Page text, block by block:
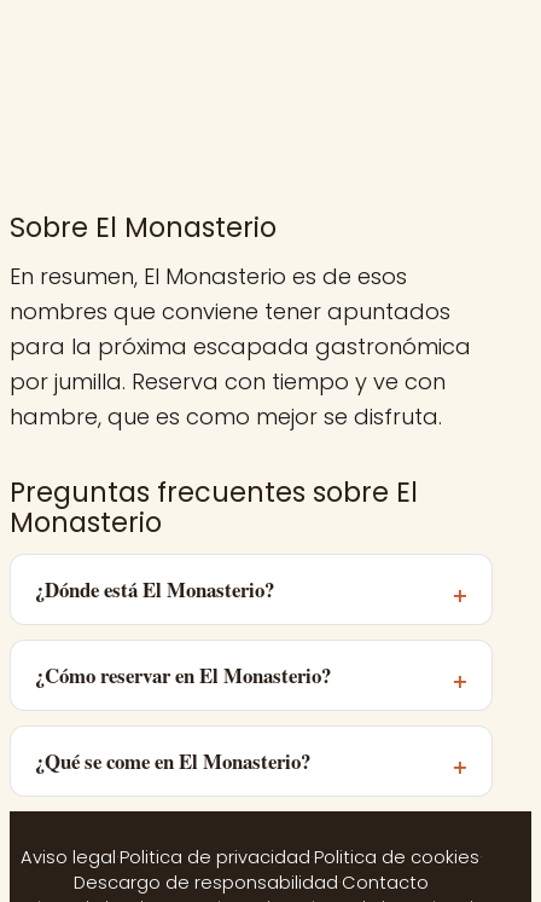
Sobre El Monasterio
En resumen, El Monasterio es de esos
nombres que conviene tener apuntados
para la próxima escapada gastronómica
por jumilla. Reserva con tiempo y ve con
hambre, que es como mejor se disfruta.
Preguntas frecuentes sobre El
Monasterio
¿Dónde está El Monasterio?
¿Cómo reservar en El Monasterio?
¿Qué se come en El Monasterio?
Aviso legal·Politica de privacidad·Politica de cookies·
Descargo de responsabilidad·Contacto